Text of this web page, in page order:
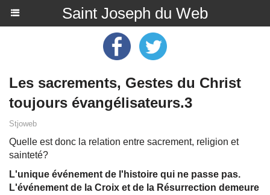
Saint Joseph du Web
Les sacrements, Gestes du Christ
toujours évangélisateurs.3
Stjoweb
Quelle est donc la relation entre sacrement, religion et
sainteté?
L'unique événement de l'histoire qui ne passe pas.
L'événement de la Croix et de la Résurrection demeure